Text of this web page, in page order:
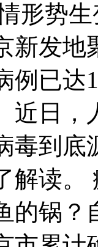
形势
新发地
例已达
近日
到底
解读。
的锅？